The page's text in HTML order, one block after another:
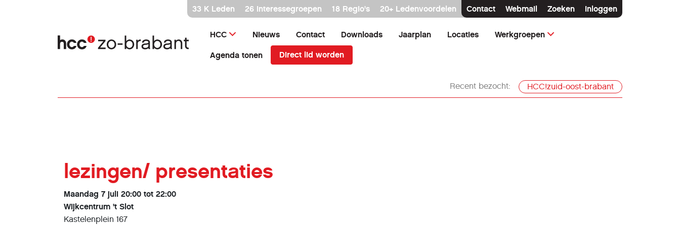
inhoud
33 K Leden 26 interessegroepen 18 Regio's 20+ Ledenvoordelen Contact Webmail Zoeken Inloggen
HCC Nieuws Contact Downloads Jaarplan Locaties Werkgroepen
Agenda tonen Direct lid worden
Recent bezocht: HCC!zuid-oost-brabant
lezingen/ presentaties
Maandag 7 juli 20:00 tot 22:00
Wijkcentrum 't Slot
Kastelenplein 167